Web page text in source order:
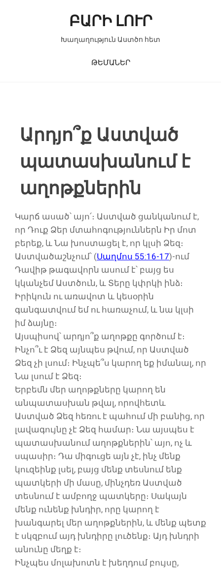
ԲԱՐԻ ԼՈՒՐ
Խաղաղություն Աստծո հետ
ԹԵՄԱՆԵՐ
Արդյո՞ք Աստված
պատասխանում է
աղոթքներին
Կարճ ասած՝ այո՛։ Աստված ցանկանում է,
որ Դուք Ձեր մտահոգություններն Իր մոտ
բերեք, և Նա խոստացել է, որ կլսի Ձեզ։
Աստվածաշնչում՝ (Սաղմոս 55:16-17)-ում
Դավիթ թագավորն ասում է՝ բայց ես
կկանչեմ Աստծուն, և Տերը կփրկի ինձ։
Իրիկուն ու առավոտ և կեսօրին
գանգատվում եմ ու հառաչում, և նա կլսի
իմ ձայնը։
Այսպիսով՝ արդյո՞ք աղոթքը գործում է։
Ինչո՞ւ է Ձեզ այնպես թվում, որ Աստված
Ձեզ չի լսում։ Ինչպե՞ս կարող եք իմանալ, որ
Նա լսում է Ձեզ։
Երբեմն մեր աղոթքները կարող են
անպատասխան թվալ, որովհետև
Աստված Ձեզ հեռու է պահում մի բանից, որ
լավագույնը չէ Ձեզ համար։ Նա այսպես է
պատասխանում աղոթքներին՝ այո, ոչ և
սպասիր։ Դա միգուցե այն չէ, ինչ մենք
կուզեինք լսել, բայց մենք տեսնում ենք
պատկերի մի մասը, մինչդեռ Աստված
տեսնում է ամբողջ պատկերը։ Սակայն
մենք ունենք խնդիր, որը կարող է
խանգարել մեր աղոթքներին, և մենք պետք
է սկզբում այդ խնդիրը լուծենք։ Այդ խնդրի
անունը մեղք է։
Ինչպես մոլախոտն է խեղդում բույսը,